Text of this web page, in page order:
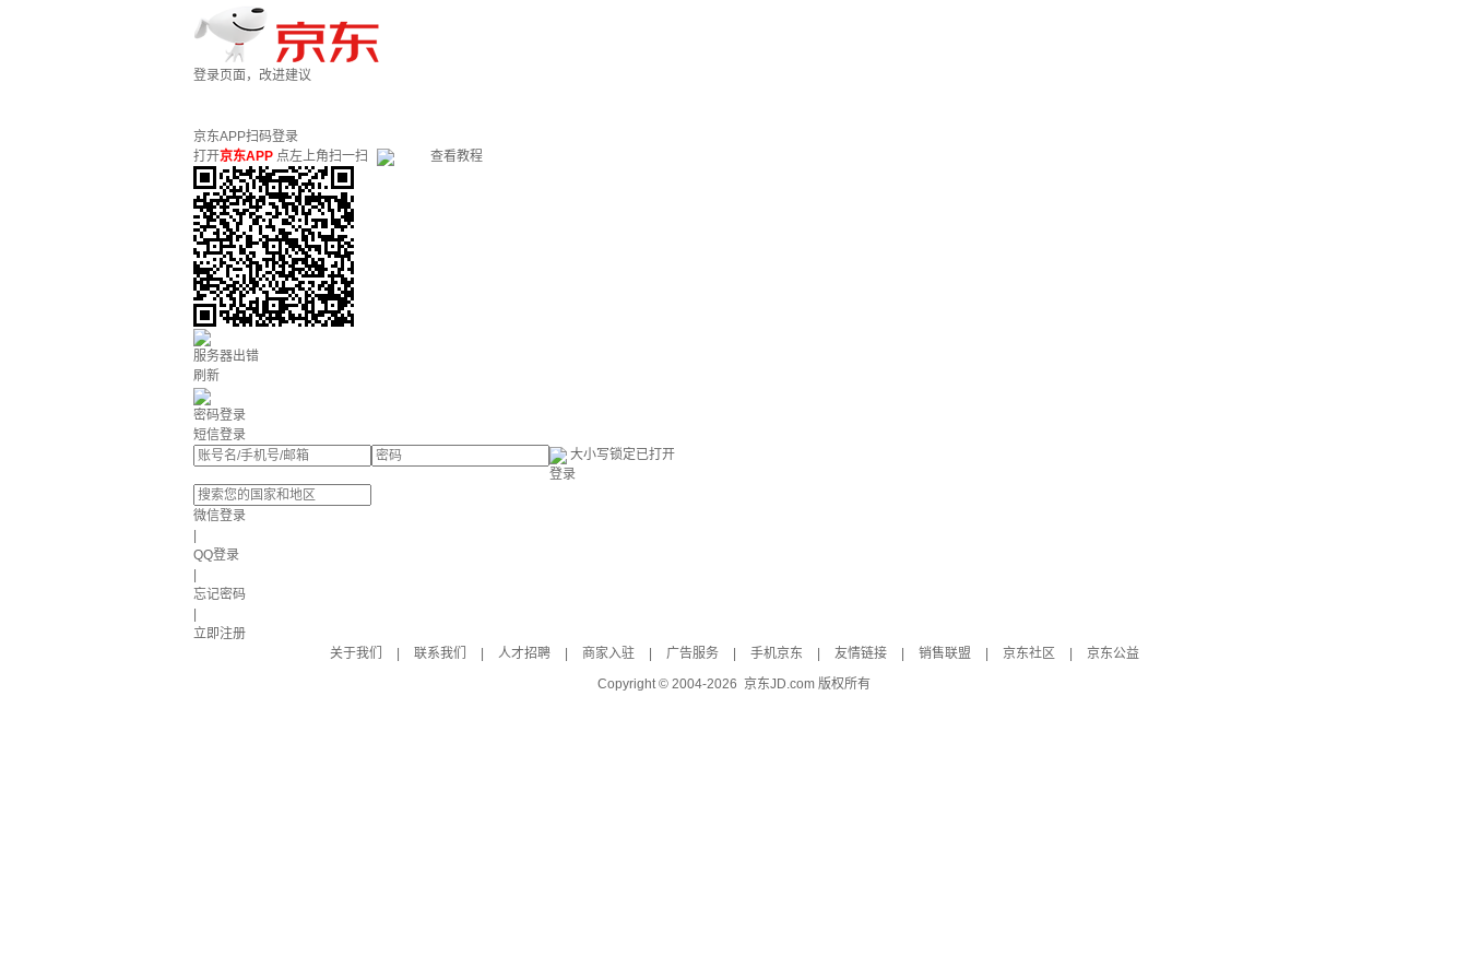
登录页面，改进建议
京东APP扫码登录
打开京东APP 点左上角扫一扫 查看教程
服务器出错
刷新
密码登录
短信登录
大小写锁定已打开
登录
微信登录
QQ登录
忘记密码
立即注册
关于我们
联系我们 人才招聘 商家入驻 广告服务 手机京东 友情链接 销售联盟 京东社区
京东公益
Copyright © 2004-2026 京东JD.com 版权所有